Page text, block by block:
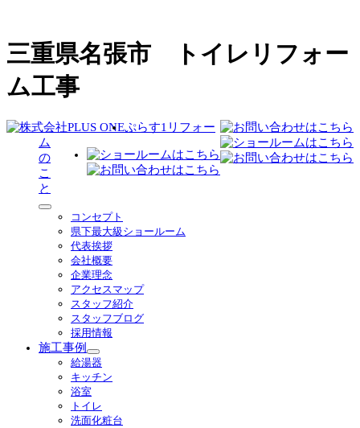
三重県名張市 トイレリフォー
ム工事
ぷらす1リフォー
ム
の
こ
と
サ
コンセプト
県下最大級ショールーム
代表挨拶
会社概要
企業理念
アクセスマップ
スタッフ紹介
スタッフブログ
採用情報
施工事例
サ
ブ
ニ
ュ
給湯器
キッチン
浴室
トイレ
洗面化粧台